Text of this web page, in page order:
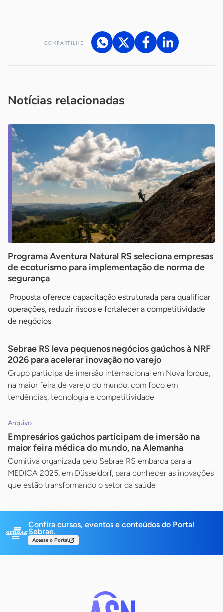
COMPARTILHE
Notícias relacionadas
Programa Aventura Natural RS seleciona empresas
de ecoturismo para implementação de norma de
segurança
Proposta oferece capacitação estruturada para qualificar
operações, reduzir riscos e fortalecer a competitividade
de negócios
Sebrae RS leva pequenos negócios gaúchos à NRF
2026 para acelerar inovação no varejo
Grupo participa de imersão internacional em Nova Iorque,
na maior feira de varejo do mundo, com foco em
tendências, tecnologia e competitividade
Arquivo
Empresários gaúchos participam de imersão na
maior feira médica do mundo, na Alemanha
Comitiva organizada pelo Sebrae RS embarca para a
MEDICA 2025, em Düsseldorf, para conhecer as inovações
que estão transformando o setor da saúde
Confira cursos, eventos e conteúdos do Portal
Sebrae.
Acesse o Portal